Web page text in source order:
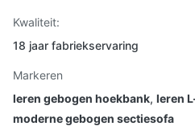
Kwaliteit:
18 jaar fabriekservaring
Markeren
leren gebogen hoekbank, leren
moderne gebogen sectiesofa